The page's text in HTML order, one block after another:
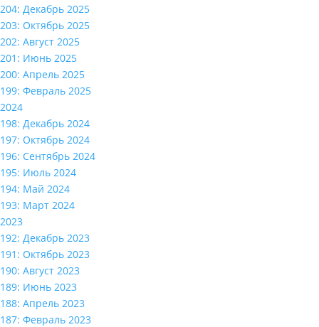
204: Декабрь 2025
203: Октябрь 2025
202: Август 2025
201: Июнь 2025
200: Апрель 2025
199: Февраль 2025
2024
198: Декабрь 2024
197: Октябрь 2024
196: Сентябрь 2024
195: Июль 2024
194: Май 2024
193: Март 2024
2023
192: Декабрь 2023
191: Октябрь 2023
190: Август 2023
189: Июнь 2023
188: Апрель 2023
187: Февраль 2023